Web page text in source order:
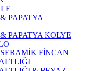
PAPATYA
PAPATYA KOLYE
FİNCAN